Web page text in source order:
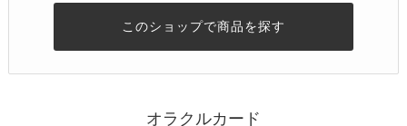
このショップで商品を探す
オラクルカード